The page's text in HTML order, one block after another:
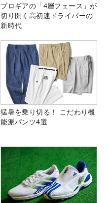
プロギアの「4層フェース」が
切り開く高初速ドライバーの
新時代
猛暑を乗り切る！ こだわり機
能派パンツ4選